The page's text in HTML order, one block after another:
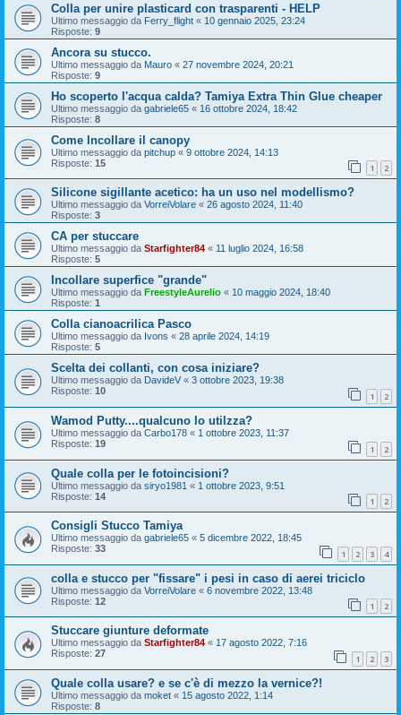
Colla per unire plasticard con trasparenti - HELP
Ultimo messaggio da Ferry_flight « 10 gennaio 2025, 23:24
Risposte: 9
Ancora su stucco.
Ultimo messaggio da Mauro « 27 novembre 2024, 20:21
Risposte: 9
Ho scoperto l'acqua calda? Tamiya Extra Thin Glue cheaper
Ultimo messaggio da gabriele65 « 16 ottobre 2024, 18:42
Risposte: 8
Come Incollare il canopy
Ultimo messaggio da pitchup « 9 ottobre 2024, 14:13
Risposte: 15 1 2
Silicone sigillante acetico: ha un uso nel modellismo?
Ultimo messaggio da VorreiVolare « 26 agosto 2024, 11:40
Risposte: 3
CA per stuccare
Ultimo messaggio da Starfighter84 « 11 luglio 2024, 16:58
Risposte: 5
Incollare superfice "grande"
Ultimo messaggio da FreestyleAurelio « 10 maggio 2024, 18:40
Risposte: 1
Colla cianoacrilica Pasco
Ultimo messaggio da Ivons « 28 aprile 2024, 14:19
Risposte: 5
Scelta dei collanti, con cosa iniziare?
Ultimo messaggio da DavideV « 3 ottobre 2023, 19:38
Risposte: 10 1 2
Wamod Putty....qualcuno lo utilzza?
Ultimo messaggio da Carbo178 « 1 ottobre 2023, 11:37
Risposte: 19 1 2
Quale colla per le fotoincisioni?
Ultimo messaggio da siryo1981 « 1 ottobre 2023, 9:51
Risposte: 14 1 2
Consigli Stucco Tamiya
Ultimo messaggio da gabriele65 « 5 dicembre 2022, 18:45
Risposte: 33 1 2 3 4
colla e stucco per "fissare" i pesi in caso di aerei triciclo
Ultimo messaggio da VorreiVolare « 6 novembre 2022, 13:48
Risposte: 12 1 2
Stuccare giunture deformate
Ultimo messaggio da Starfighter84 « 17 agosto 2022, 7:16
Risposte: 27 1 2 3
Quale colla usare? e se c'è di mezzo la vernice?!
Ultimo messaggio da moket « 15 agosto 2022, 1:14
Risposte: 8